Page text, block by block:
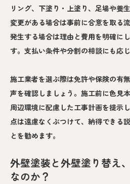
リング、下塗り・上塗り、足場や養
変更がある場合は事前に合意を取る
発生する場合は理由と費用を明確に
す。支払い条件や分割の相談にも応じ
施工業者を選ぶ際は免許や保険の有
声を確認しましょう。施工前に色見
周辺環境に配慮した工事計画を提示
点は遠慮なくぶつけて、納得できる
とを勧めます。
外壁塗装と外壁塗り替え
なのか？